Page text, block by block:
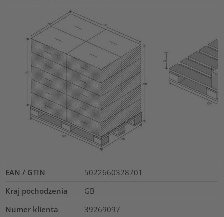
EAN / GTIN
5022660328701
Kraj pochodzenia
GB
Numer klienta
39269097